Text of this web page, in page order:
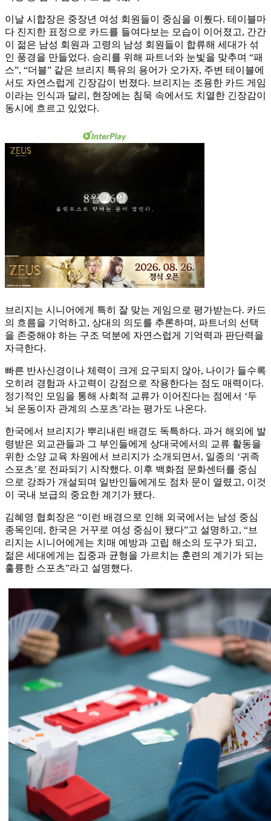
이날 시합장은 중장년 여성 회원들이 중심을 이뤘다. 테이블마
다 진지한 표정으로 카드를 들여다보는 모습이 이어졌고, 간간
이 젊은 남성 회원과 고령의 남성 회원들이 합류해 세대가 섞
인 풍경을 만들었다. 승리를 위해 파트너와 눈빛을 맞추며 “패
스”, “더블” 같은 브리지 특유의 용어가 오가자, 주변 테이블에
서도 자연스럽게 긴장감이 번졌다. 브리지는 조용한 카드 게임
이라는 인식과 달리, 현장에는 침묵 속에서도 치열한 긴장감이
동시에 흐르고 있었다.
브리지는 시니어에게 특히 잘 맞는 게임으로 평가받는다. 카드
의 흐름을 기억하고, 상대의 의도를 추론하며, 파트너의 선택
을 존중해야 하는 구조 덕분에 자연스럽게 기억력과 판단력을
자극한다.
빠른 반사신경이나 체력이 크게 요구되지 않아, 나이가 들수록
오히려 경험과 사고력이 강점으로 작용한다는 점도 매력이다.
정기적인 모임을 통해 사회적 교류가 이어진다는 점에서 ‘두
뇌 운동이자 관계의 스포츠’라는 평가도 나온다.
한국에서 브리지가 뿌리내린 배경도 독특하다. 과거 해외에 발
령받은 외교관들과 그 부인들에게 상대국에서의 교류 활동을
위한 소양 교육 차원에서 브리지가 소개되면서, 일종의 ‘귀족
스포츠’로 전파되기 시작했다. 이후 백화점 문화센터를 중심
으로 강좌가 개설되며 일반인들에게도 점차 문이 열렸고, 이것
이 국내 보급의 중요한 계기가 됐다.
김혜영 협회장은 “이런 배경으로 인해 외국에서는 남성 중심
종목인데, 한국은 거꾸로 여성 중심이 됐다”고 설명하고, “브
리지는 시니어에게는 치매 예방과 고립 해소의 도구가 되고,
젊은 세대에게는 집중과 균형을 가르치는 훈련의 계기가 되는
훌륭한 스포츠”라고 설명했다.